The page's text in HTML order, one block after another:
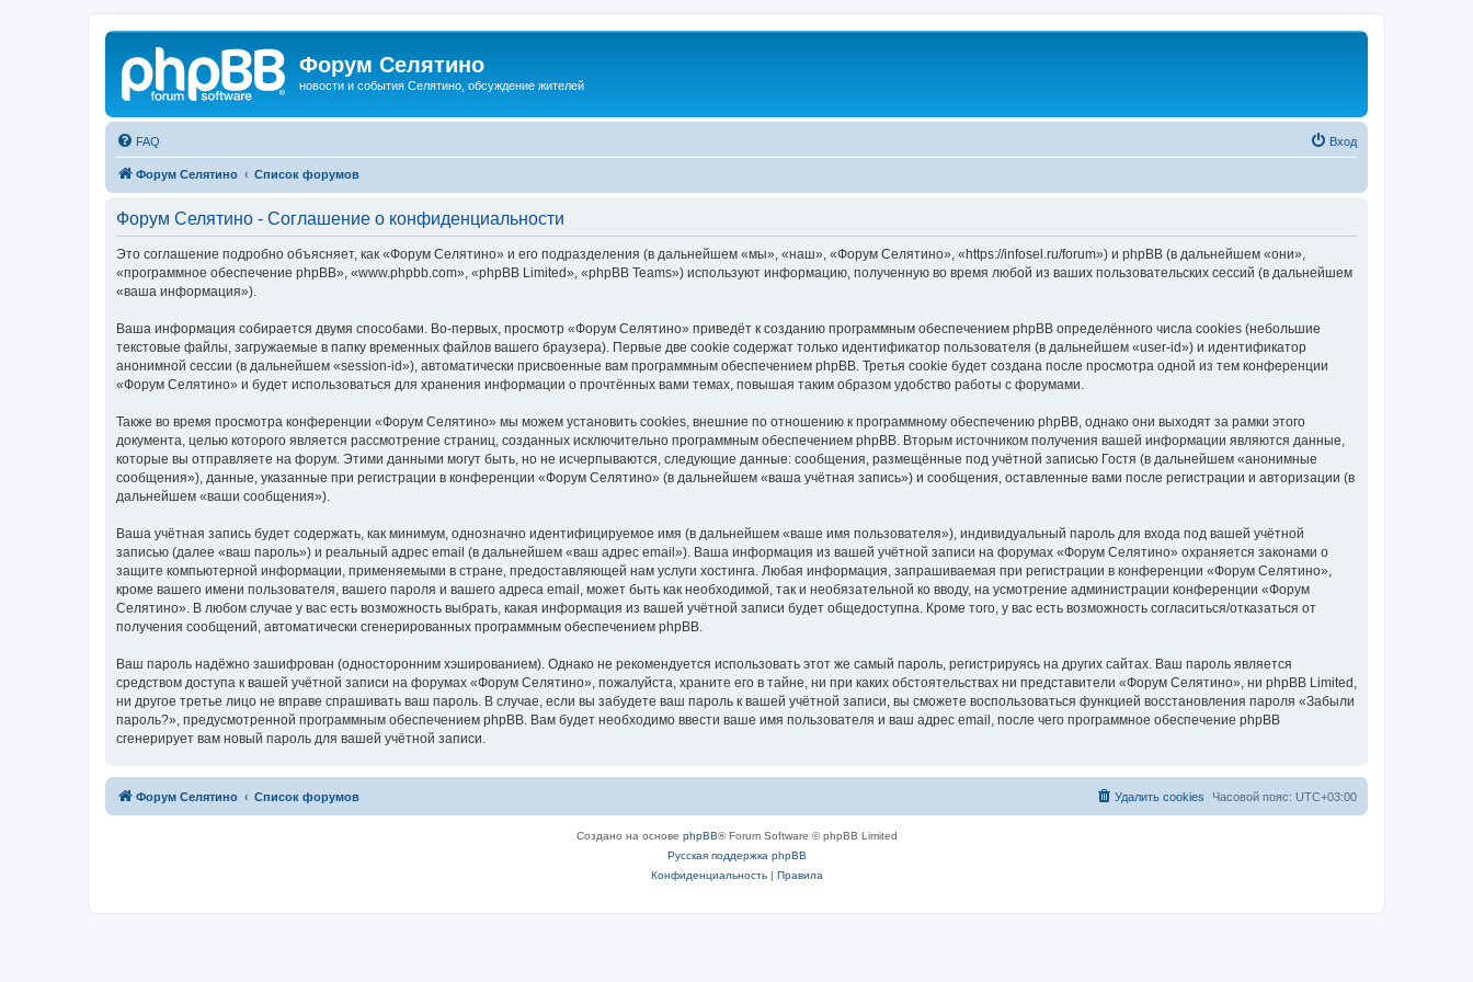
Форум Селятино
новости и события Селятино, обсуждение жителей
FAQ Вход
Форум Селятино Список форумов
Форум Селятино - Соглашение о конфиденциальности
Это соглашение подробно объясняет, как «Форум Селятино» и его подразделения (в дальнейшем «мы», «наш», «Форум Селятино», «https://infosel.ru/forum») и phpBB (в дальнейшем «они»,
«программное обеспечение phpBB», «www.phpbb.com», «phpBB Limited», «phpBB Teams») используют информацию, полученную во время любой из ваших пользовательских сессий (в дальнейшем
«ваша информация»).
Ваша информация собирается двумя способами. Во-первых, просмотр «Форум Селятино» приведёт к созданию программным обеспечением phpBB определённого числа cookies (небольшие
текстовые файлы, загружаемые в папку временных файлов вашего браузера). Первые две cookie содержат только идентификатор пользователя (в дальнейшем «user-id») и идентификатор
анонимной сессии (в дальнейшем «session-id»), автоматически присвоенные вам программным обеспечением phpBB. Третья cookie будет создана после просмотра одной из тем конференции
«Форум Селятино» и будет использоваться для хранения информации о прочтённых вами темах, повышая таким образом удобство работы с форумами.
Также во время просмотра конференции «Форум Селятино» мы можем установить cookies, внешние по отношению к программному обеспечению phpBB, однако они выходят за рамки этого
документа, целью которого является рассмотрение страниц, созданных исключительно программным обеспечением phpBB. Вторым источником получения вашей информации являются данные,
которые вы отправляете на форум. Этими данными могут быть, но не исчерпываются, следующие данные: сообщения, размещённые под учётной записью Гостя (в дальнейшем «анонимные
сообщения»), данные, указанные при регистрации в конференции «Форум Селятино» (в дальнейшем «ваша учётная запись») и сообщения, оставленные вами после регистрации и авторизации (в
дальнейшем «ваши сообщения»).
Ваша учётная запись будет содержать, как минимум, однозначно идентифицируемое имя (в дальнейшем «ваше имя пользователя»), индивидуальный пароль для входа под вашей учётной
записью (далее «ваш пароль») и реальный адрес email (в дальнейшем «ваш адрес email»). Ваша информация из вашей учётной записи на форумах «Форум Селятино» охраняется законами о
защите компьютерной информации, применяемыми в стране, предоставляющей нам услуги хостинга. Любая информация, запрашиваемая при регистрации в конференции «Форум Селятино»,
кроме вашего имени пользователя, вашего пароля и вашего адреса email, может быть как необходимой, так и необязательной ко вводу, на усмотрение администрации конференции «Форум
Селятино». В любом случае у вас есть возможность выбрать, какая информация из вашей учётной записи будет общедоступна. Кроме того, у вас есть возможность согласиться/отказаться от
получения сообщений, автоматически сгенерированных программным обеспечением phpBB.
Ваш пароль надёжно зашифрован (односторонним хэшированием). Однако не рекомендуется использовать этот же самый пароль, регистрируясь на других сайтах. Ваш пароль является
средством доступа к вашей учётной записи на форумах «Форум Селятино», пожалуйста, храните его в тайне, ни при каких обстоятельствах ни представители «Форум Селятино», ни phpBB Limited,
ни другое третье лицо не вправе спрашивать ваш пароль. В случае, если вы забудете ваш пароль к вашей учётной записи, вы сможете воспользоваться функцией восстановления пароля «Забыли
пароль?», предусмотренной программным обеспечением phpBB. Вам будет необходимо ввести ваше имя пользователя и ваш адрес email, после чего программное обеспечение phpBB
сгенерирует вам новый пароль для вашей учётной записи.
Форум Селятино Список форумов Часовой пояс: UTC+03:00
Удалить cookies
Создано на основе phpBB® Forum Software © phpBB Limited
Русская поддержка phpBB
Конфиденциальность| Правила